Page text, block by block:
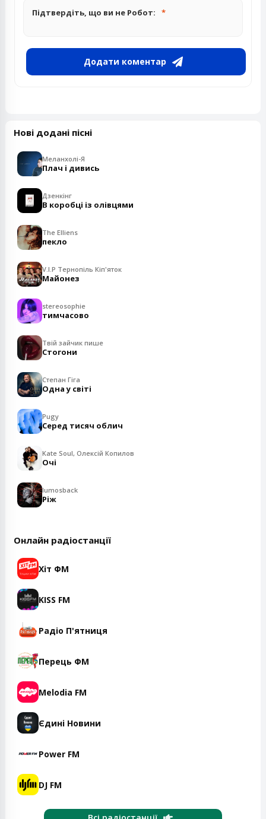
Підтвердіть, що ви не Робот:
Додати коментар
Нові додані пісні
Меланхолі-Я
Плач і дивись
Дзенкінг
В коробці із олівцями
The Elliens
пекло
V.I.P Тернопіль Кіп'яток
Майонез
stereosophie
тимчасово
Твій зайчик пише
Стогони
Степан Гіга
Одна у світі
Pugy
Серед тисяч облич
Kate Soul, Олексій Копилов
Очі
lumosback
Ріж
Онлайн радіостанції
Хіт ФМ
KISS FM
Радіо П'ятниця
Перець ФМ
Melodia FM
Єдині Новини
Power FM
DJ FM